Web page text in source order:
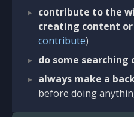
contribute to the
creating content
contribute)
do some searching
always make a
before doing